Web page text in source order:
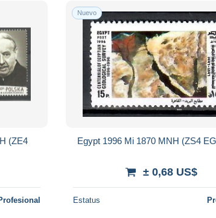
(ZE4
Nuevo
Egypt 1996 Mi 1870 MNH (ZS4
± 0,68 US$
Estatus